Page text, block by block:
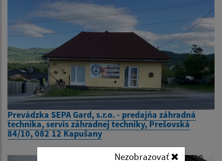
Nezobrazovať
Prevádzka SEPA Gard, s.r.o. - predajňa záhradná
technika, servis záhradnej techniky, Prešovská
84/10, 082 12 Kapušany